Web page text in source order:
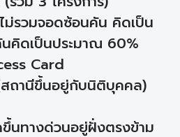
รวมจอดซ้อนคัน คิดเป็น
คิดเป็นประมาณ 60%
Card
ถานีขึ้นอยู่กับนิติบุคคล)
นทางด่วนอยู่ฝั่งตรงข้าม